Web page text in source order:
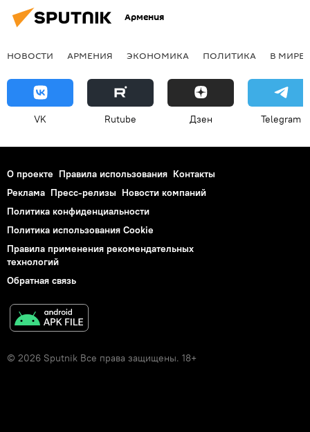
Армения
НОВОСТИ АРМЕНИЯ ЭКОНОМИКА ПОЛИТИКА В МИРЕ
VK Rutube Дзен Telegram
О проекте Правила использования Контакты
Реклама Пресс-релизы Новости компаний
Политика конфиденциальности
Политика использования Cookie
Правила применения рекомендательных
технологий
Обратная связь
© 2026 Sputnik Все права защищены. 18+